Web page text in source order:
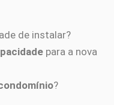
de instalar?
para a nova
?